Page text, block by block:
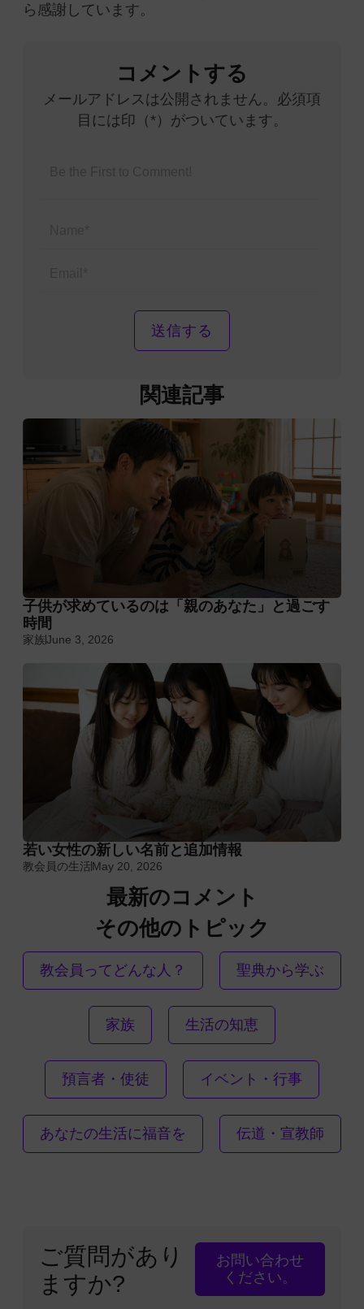
ら感謝しています。
コメントする
メールアドレスは公開されません。必須項
目には印（*）がついています。
関連記事
子供が求めているのは「親のあなた」と過ごす
時間
家族June 3, 2026
若い女性の新しい名前と追加情報
教会員の生活May 20, 2026
最新のコメント
その他のトピック
教会員ってどんな人？ 聖典から学ぶ
家族 生活の知恵
預言者・使徒 イベント・行事
あなたの生活に福音を 伝道・宣教師
ご質問があり
ますか?
お問い合わせ
ください。